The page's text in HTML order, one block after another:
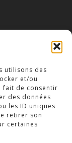
utilisons des
et/ou
fait de consentir
des données
les ID uniques
retirer son
certaines